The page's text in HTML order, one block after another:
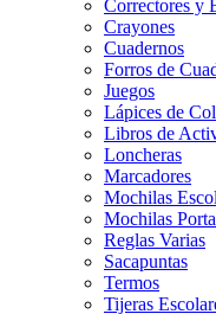
Correctores y
Crayones
Cuadernos
Forros de
Juegos
Lápices de
Libros de
Loncheras
Marcadores
Mochilas
Mochilas
Reglas Varias
Sacapuntas
Termos
Tijeras